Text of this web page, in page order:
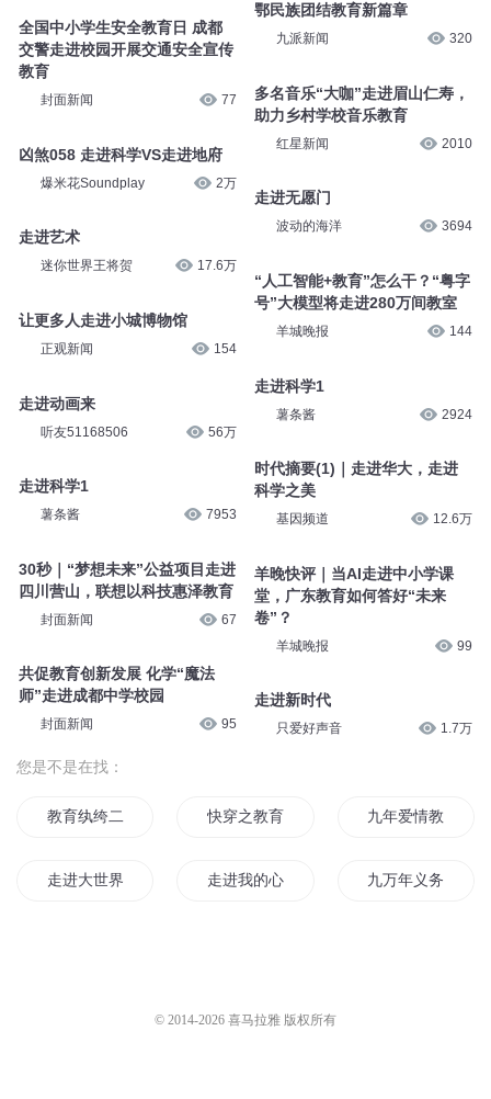
全国中小学生安全教育日 成都
交警走进校园开展交通安全宣传
教育
封面新闻 77
凶煞058 走进科学VS走进地府
爆米花Soundplay 2万
走进艺术
迷你世界王将贺 17.6万
让更多人走进小城博物馆
正观新闻 154
走进动画来
听友51168506 56万
走进科学1
薯条酱 7953
30秒｜“梦想未来”公益项目走进
四川营山，联想以科技惠泽教育
封面新闻 67
共促教育创新发展 化学“魔法
师”走进成都中学校园
封面新闻 95
鄂民族团结教育新篇章
九派新闻 320
多名音乐“大咖”走进眉山仁寿，
助力乡村学校音乐教育
红星新闻 2010
走进无愿门
波动的海洋 3694
“人工智能+教育”怎么干？“粤字
号”大模型将走进280万间教室
羊城晚报 144
走进科学1
薯条酱 2924
时代摘要(1)｜走进华大，走进
科学之美
基因频道 12.6万
羊晚快评｜当AI走进中小学课
堂，广东教育如何答好“未来
卷”？
羊城晚报 99
走进新时代
只爱好声音 1.7万
您是不是在找：
教育纨绔二代 快穿之教育这个花心男主九年爱情教育
走进大世界 走进我的心 九万年义务教育
© 2014-2026 喜马拉雅 版权所有